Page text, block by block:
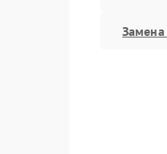
Замена